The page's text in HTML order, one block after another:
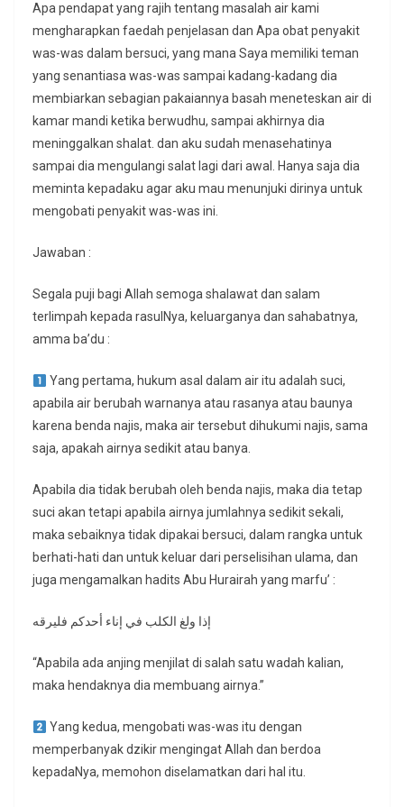
Apa pendapat yang rajih tentang masalah air kami
mengharapkan faedah penjelasan dan Apa obat penyakit
was-was dalam bersuci, yang mana Saya memiliki teman
yang senantiasa was-was sampai kadang-kadang dia
membiarkan sebagian pakaiannya basah meneteskan air di
kamar mandi ketika berwudhu, sampai akhirnya dia
meninggalkan shalat. dan aku sudah menasehatinya
sampai dia mengulangi salat lagi dari awal. Hanya saja dia
meminta kepadaku agar aku mau menunjuki dirinya untuk
mengobati penyakit was-was ini.
Jawaban :
Segala puji bagi Allah semoga shalawat dan salam
terlimpah kepada rasulNya, keluarganya dan sahabatnya,
amma ba’du :
Yang pertama, hukum asal dalam air itu adalah suci,
apabila air berubah warnanya atau rasanya atau baunya
karena benda najis, maka air tersebut dihukumi najis, sama
saja, apakah airnya sedikit atau banya.
Apabila dia tidak berubah oleh benda najis, maka dia tetap
suci akan tetapi apabila airnya jumlahnya sedikit sekali,
maka sebaiknya tidak dipakai bersuci, dalam rangka untuk
berhati-hati dan untuk keluar dari perselisihan ulama, dan
juga mengamalkan hadits Abu Hurairah yang marfu’ :
إذا ولغ الكلب في إناء أحدكم فليرقه
“Apabila ada anjing menjilat di salah satu wadah kalian,
maka hendaknya dia membuang airnya.”
Yang kedua, mengobati was-was itu dengan
memperbanyak dzikir mengingat Allah dan berdoa
kepadaNya, memohon diselamatkan dari hal itu.